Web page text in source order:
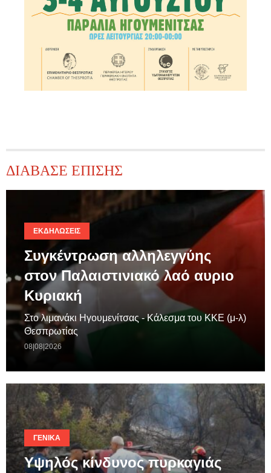
ΔΙΑΒΑΣΕ ΕΠΙΣΗΣ
ΕΚΔΗΛΏΣΕΙΣ
Συγκέντρωση αλληλεγγύης
στον Παλαιστινιακό λαό αυριο
Κυριακή
Στο λιμανάκι Ηγουμενίτσας - Κάλεσμα του ΚΚΕ (μ-λ)
Θεσπρωτίας
08|08|2026
ΓΕΝΙΚΆ
Υψηλός κίνδυνος πυρκαγιάς